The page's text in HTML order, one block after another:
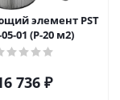
элемент PST
01 (Р-20 м2)
736 ₽